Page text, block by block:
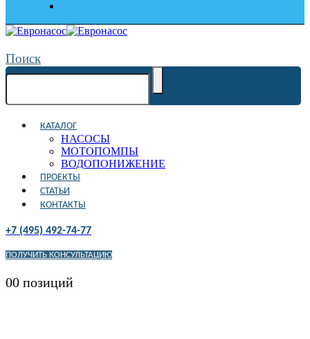
Поиск
КАТАЛОГ
НАСОСЫ
МОТОПОМПЫ
ВОДОПОНИЖЕНИЕ
ПРОЕКТЫ
СТАТЬИ
КОНТАКТЫ
+7 (495) 492-74-77
ПОЛУЧИТЬ КОНСУЛЬТАЦИЮ
00 позиций